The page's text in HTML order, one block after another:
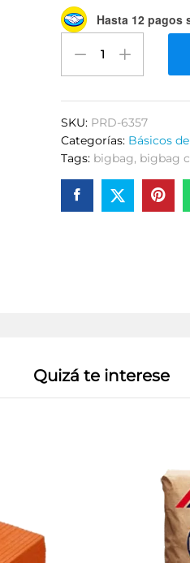
Hasta 12 pagos
CPO40
2
quantity
SKU: PRD-6357
Categorías: Básicos
Tags: bigbag, bigbag
Quizá te interese